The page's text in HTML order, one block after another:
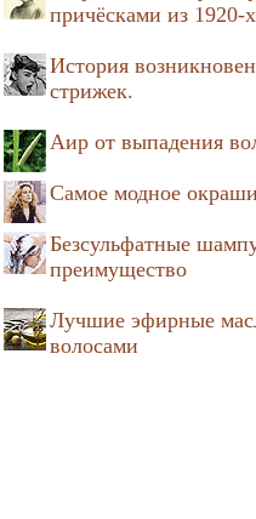
причёсками из 1920-х
История
стрижек.
Аир от выпадения
Самое модное
Безсульфатные
преимущество
Лучшие эфирные
волосами